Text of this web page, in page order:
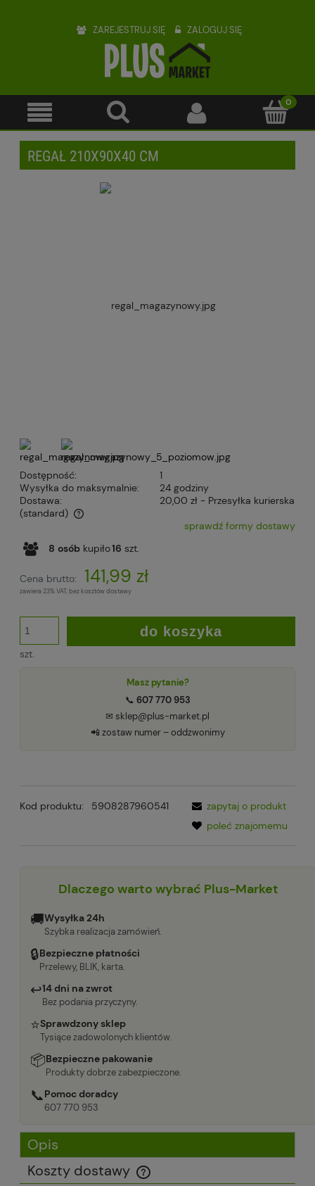
ZAREJESTRUJ SIĘ ZALOGUJ SIĘ
REGAŁ 210X90X40 CM
Dostępność:
1
Wysyłka do maksymalnie:
24 godziny
Dostawa:
20,00 zł - Przesyłka kurierska
(standard)
Cena nie zawiera ewentualnych kosztów płatnościsprawdź formy dostawy
8 osób kupiło16 szt.
Cena brutto: 141,99 zł
zawiera 23% VAT, bez kosztów dostawy
szt.
do koszyka
Masz pytanie?
📞 607 770 953
✉ sklep@plus-market.pl
📲 zostaw numer – oddzwonimy
Kod produktu: 5908287960541
zapytaj o produkt
poleć znajomemu
Dlaczego warto wybrać Plus-Market
🚚Wysyłka 24h
Szybka realizacja zamówień.
🔒Bezpieczne płatności
Przelewy, BLIK, karta.
↩14 dni na zwrot
Bez podania przyczyny.
⭐Sprawdzony sklep
Tysiące zadowolonych klientów.
📦Bezpieczne pakowanie
Produkty dobrze zabezpieczone.
📞Pomoc doradcy
607 770 953
Opis
Koszty dostawy
Cena nie zawiera ewentualnych kosztów płatności